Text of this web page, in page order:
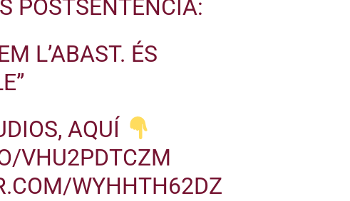
POSTSENTÈNCIA:
L’ABAST. ÉS
AQUÍ
VHU2PDTCZM
WYHHTH62DZ